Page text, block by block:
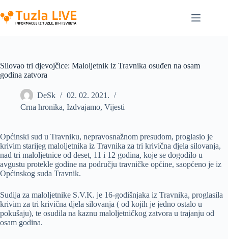
to
content
Silovao tri djevojčice: Maloljetnik iz Travnika osuđen na osam
godina zatvora
DeSk
02. 02. 2021.
Crna hronika, Izdvajamo, Vijesti
Općinski sud u Travniku, nepravosnažnom presudom, proglasio je
krivim starijeg maloljetnika iz Travnika za tri krivična djela silovanja,
nad tri maloljetnice od deset, 11 i 12 godina, koje se dogodilo u
avgustu protekle godine na području travničke općine, saopćeno je iz
Općinskog suda Travnik.
Sudija za maloljetnike S.V.K. je 16-godišnjaka iz Travnika, proglasila
krivim za tri krivična djela silovanja ( od kojih je jedno ostalo u
pokušaju), te osudila na kaznu maloljetničkog zatvora u trajanju od
osam godina.